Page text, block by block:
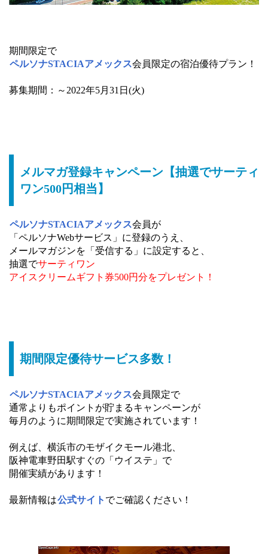
期間限定で
ペルソナSTACIAアメックス会員限定の宿泊優待プラン！
募集期間：～2022年5月31日(火)
メルマガ登録キャンペーン【抽選でサーティ
ワン500円相当】
ペルソナSTACIAアメックス会員が
「ペルソナWebサービス」に登録のうえ、
メールマガジンを「受信する」に設定すると、
抽選でサーティワン
アイスクリームギフト券500円分をプレゼント！
期間限定優待サービス多数！
ペルソナSTACIAアメックス会員限定で
通常よりもポイントが貯まるキャンペーンが
毎月のように期間限定で実施されています！
例えば、横浜市のモザイクモール港北、
阪神電車野田駅すぐの「ウイステ」で
開催実績があります！
最新情報は公式サイト でご確認ください！